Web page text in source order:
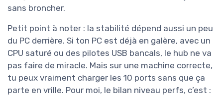
sans broncher.
Petit point à noter : la stabilité dépend aussi un peu
du PC derrière. Si ton PC est déjà en galère, avec un
CPU saturé ou des pilotes USB bancals, le hub ne va
pas faire de miracle. Mais sur une machine correcte,
tu peux vraiment charger les 10 ports sans que ça
parte en vrille. Pour moi, le bilan niveau perfs, c’est :